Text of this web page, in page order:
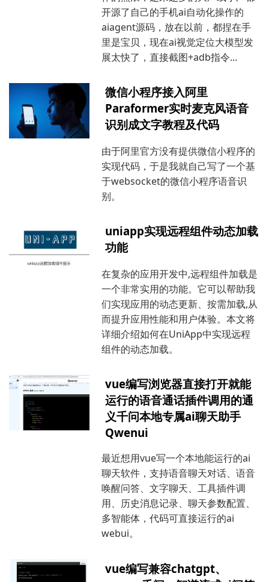
开源了自己的手机ai自动化操作的
aiagent源码，放在以前，都捏在手
里是宝贝，现在ai视觉定位大模型发
展太快了，直接截图+adb指令...
微信小程序接入阿里
Paraformer实时麦克风语音
识别成文字教程及代码
由于阿里官方没有提供微信小程序的
实现代码，于是我就自己写了一个基
于websocket的微信小程序语音识
别。
uniapp实现远程组件动态加载
功能
在复杂的应用开发中,远程组件加载是
一个非常实用的功能。它可以帮助我
们实现应用的动态更新、按需加载,从
而提升应用性能和用户体验。本文将
详细介绍如何在UniApp中实现远程
组件的动态加载。
vue编写浏览器直接打开就能
运行的语音通话插件调用的通
义千问本地专属ai聊天助手
Qwenui
最近想用vue写一个本地能运行的ai
聊天软件，支持语音聊天对话、语音
唤醒问答、文字聊天、工具插件调
用、历史消息记录、聊天参数配置、
多智能体，代码可直接运行的ai
webui。
vue编写兼容chatgpt、